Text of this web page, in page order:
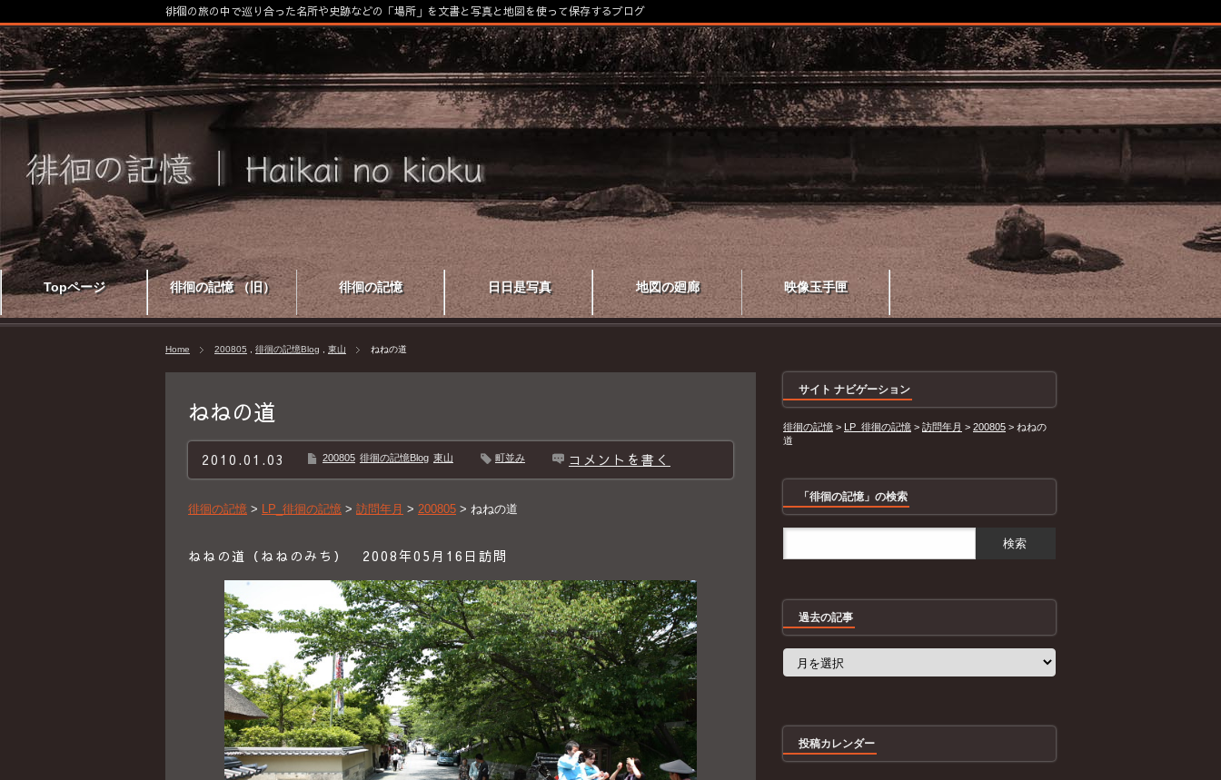
Topページ 徘徊の記憶 （旧） 徘徊の記憶 日日是写真 地図の廻廊 映像玉手匣
徘徊の旅の中で巡り合った名所や史跡などの「場所」を文書と写真と地図を使って保存するブログ
Home 200805 徘徊の記憶Blog 東山 ねねの道
ねねの道
2010.01.03 200805 徘徊の記憶Blog 東山 町並み コメントを書く
徘徊の記憶 > LP_徘徊の記憶 > 訪問年月 > 200805 > ねねの道
ねねの道（ねねのみち） 2008年05月16日訪問
サイト ナビゲーション
徘徊の記憶 > LP_徘徊の記憶 > 訪問年月 > 200805 > ねねの
道
「徘徊の記憶」の検索
過去の記事
過
投稿カレンダー